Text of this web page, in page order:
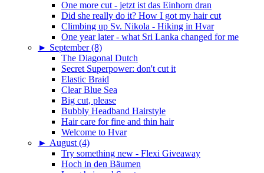
One more cut - jetzt ist das Einhorn dran
Did she really do it? How I got my hair cut
Climbing up Sv. Nikola - Hiking in Hvar
One year later - what Sri Lanka changed for me
► September (8)
The Diagonal Dutch
Secret Superpower: don't cut it
Elastic Braid
Clear Blue Sea
Big cut, please
Bubbly Headband Hairstyle
Hair care for fine and thin hair
Welcome to Hvar
► August (4)
Try something new - Flexi Giveaway
Hoch in den Bäumen